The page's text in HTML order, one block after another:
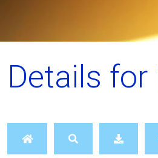
Details for